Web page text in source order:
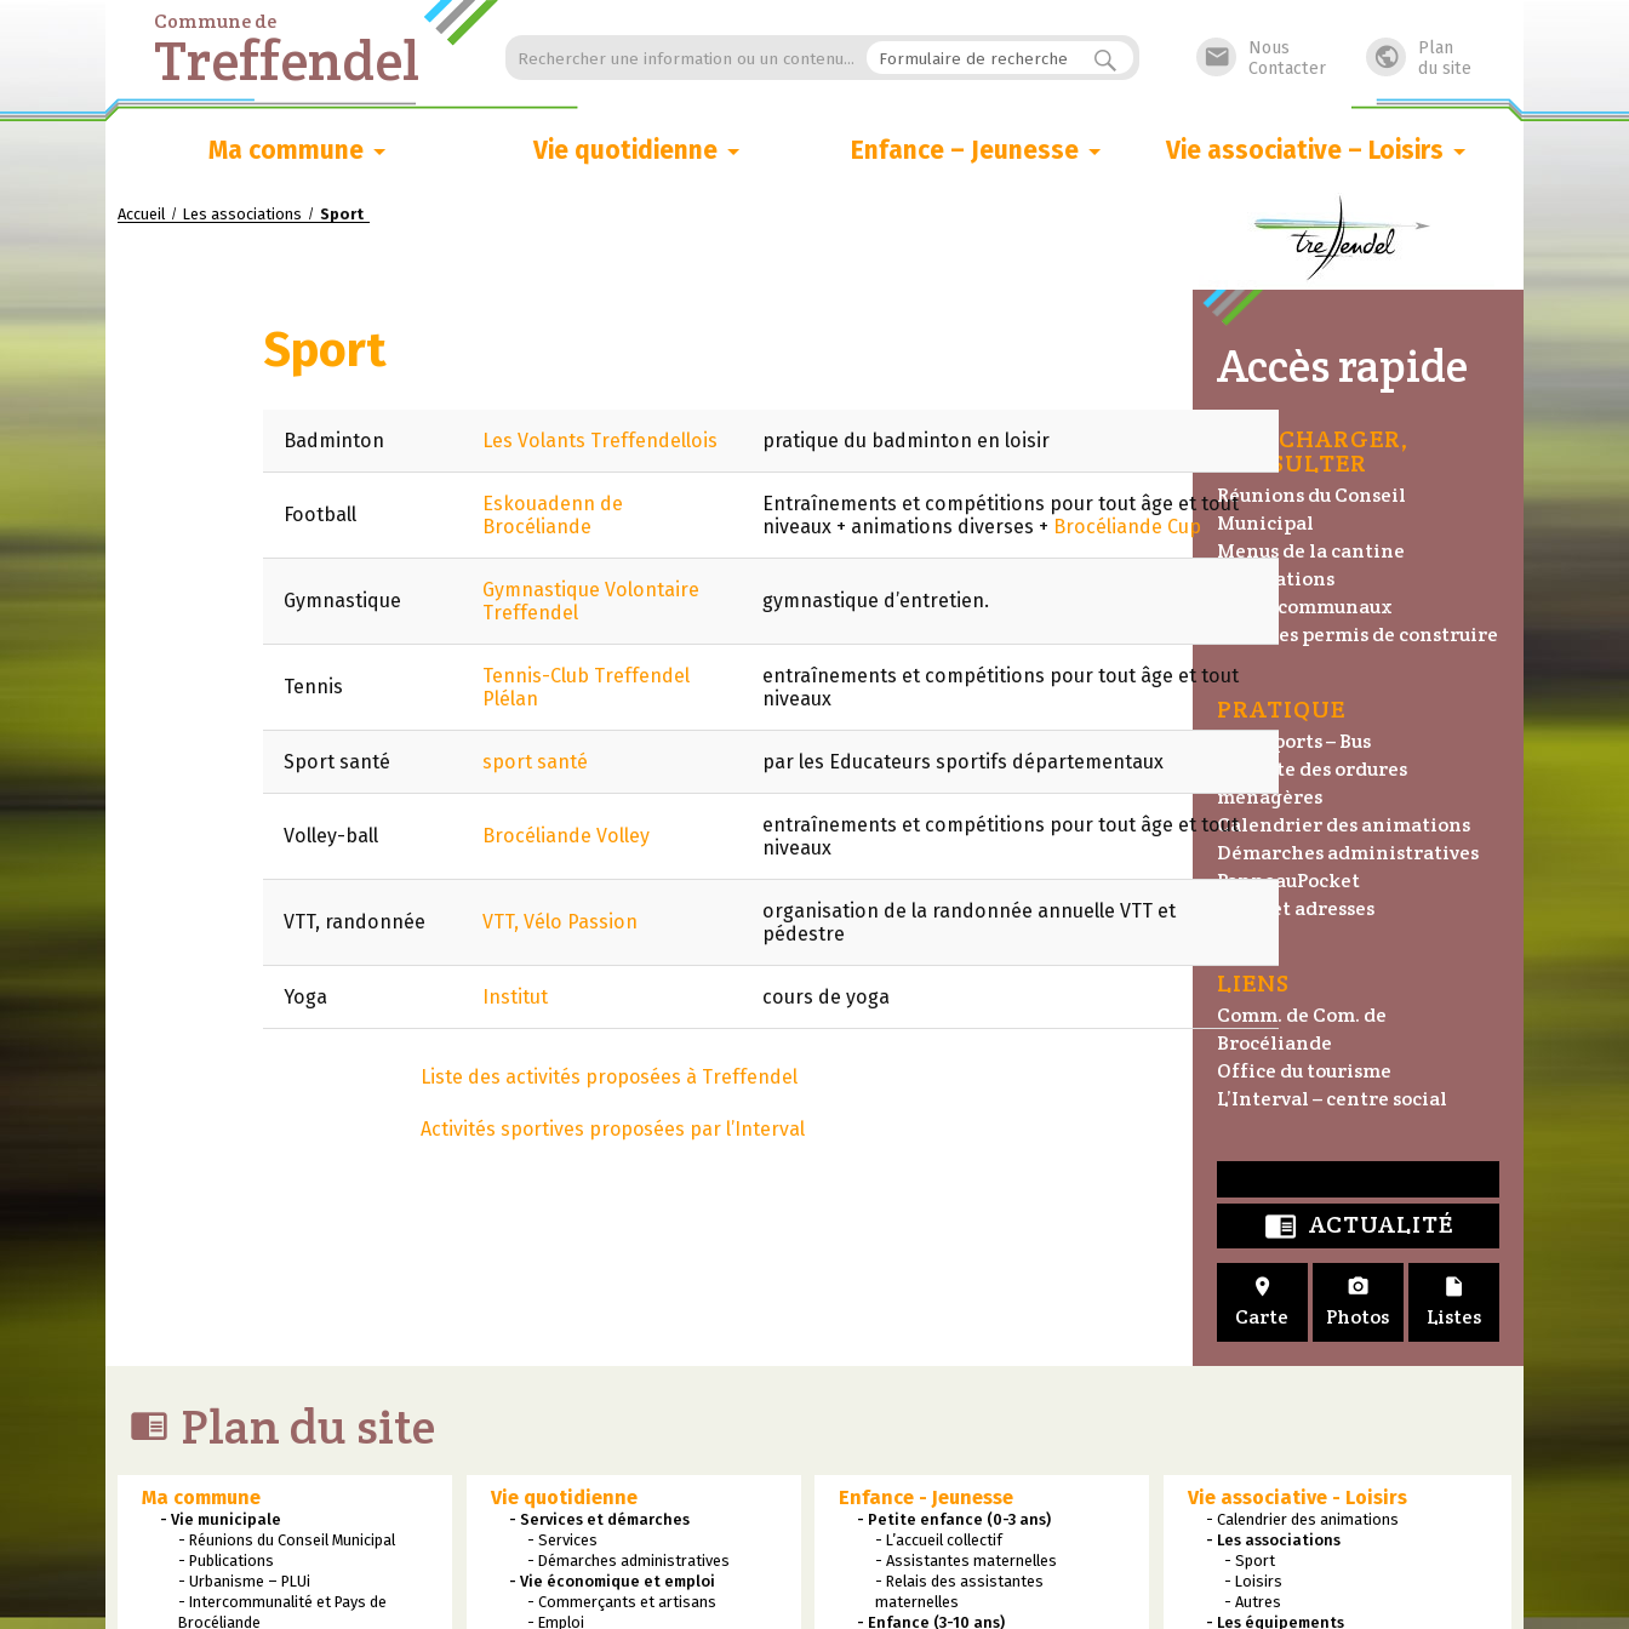
Commune de
Treffendel Rechercher une information ou un contenu... 
Plan
du site

Nous
Contacter
Ma commune Vie quotidienne Enfance – Jeunesse Vie associative – Loisirs
Accueil / Les associations / Sport
Sport
Badminton Les Volants Treffendellois pratique du badminton en loisir
Football
Eskouadenn de
Brocéliande
Entraînements et compétitions pour tout âge et tout
niveaux + animations diverses + Brocéliande Cup
Gymnastique
Gymnastique Volontaire
Treffendel
gymnastique d’entretien.
Tennis
Tennis-Club Treffendel
Plélan
entraînements et compétitions pour tout âge et tout
niveaux
Sport santé sport santé par les Educateurs sportifs départementaux
Volley-ball Brocéliande Volley
entraînements et compétitions pour tout âge et tout
niveaux
VTT, randonnée VTT, Vélo Passion
organisation de la randonnée annuelle VTT et
pédestre
Yoga Institut cours de yoga
Liste des activités proposées à Treffendel
Activités sportives proposées par l’Interval
Accès rapide
TÉLÉCHARGER,
CONSULTER
Réunions du Conseil
Municipal
Menus de la cantine
Publications
Tarifs communaux
Liste des permis de construire
PRATIQUE
Transports – Bus
Collecte des ordures
ménagères
Calendrier des animations
Démarches administratives
PanneauPocket
Plans et adresses
LIENS
Comm. de Com. de
Brocéliande
Office du tourisme
L’Interval – centre social
 ACTUALITÉ

Carte

Photos

Listes
 Plan du site
Ma commune
- Vie municipale
- Réunions du Conseil Municipal
- Publications
- Urbanisme – PLUi
- Intercommunalité et Pays de
Brocéliande
Vie quotidienne
- Services et démarches
- Services
- Démarches administratives
- Vie économique et emploi
- Commerçants et artisans
- Emploi
Enfance - Jeunesse
- Petite enfance (0-3 ans)
- L’accueil collectif
- Assistantes maternelles
- Relais des assistantes
maternelles
- Enfance (3-10 ans)
Vie associative - Loisirs
- Calendrier des animations
- Les associations
- Sport
- Loisirs
- Autres
- Les équipements